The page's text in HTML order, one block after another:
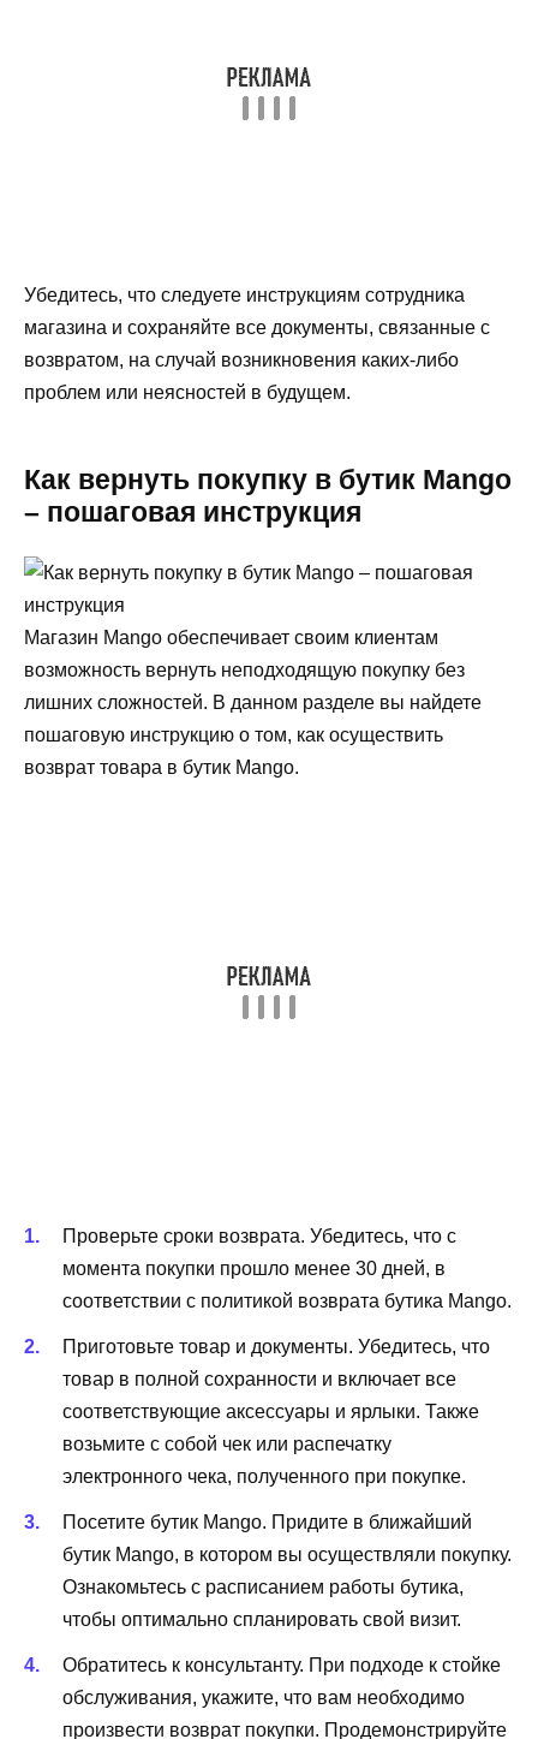
Убедитесь, что следуете инструкциям сотрудника
магазина и сохраняйте все документы, связанные с
возвратом, на случай возникновения каких-либо
проблем или неясностей в будущем.
Как вернуть покупку в бутик Mango
– пошаговая инструкция
Магазин Mango обеспечивает своим клиентам
возможность вернуть неподходящую покупку без
лишних сложностей. В данном разделе вы найдете
пошаговую инструкцию о том, как осуществить
возврат товара в бутик Mango.
Проверьте сроки возврата. Убедитесь, что с
момента покупки прошло менее 30 дней, в
соответствии с политикой возврата бутика Mango.
Приготовьте товар и документы. Убедитесь, что
товар в полной сохранности и включает все
соответствующие аксессуары и ярлыки. Также
возьмите с собой чек или распечатку
электронного чека, полученного при покупке.
Посетите бутик Mango. Придите в ближайший
бутик Mango, в котором вы осуществляли покупку.
Ознакомьтесь с расписанием работы бутика,
чтобы оптимально спланировать свой визит.
Обратитесь к консультанту. При подходе к стойке
обслуживания, укажите, что вам необходимо
произвести возврат покупки. Продемонстрируйте